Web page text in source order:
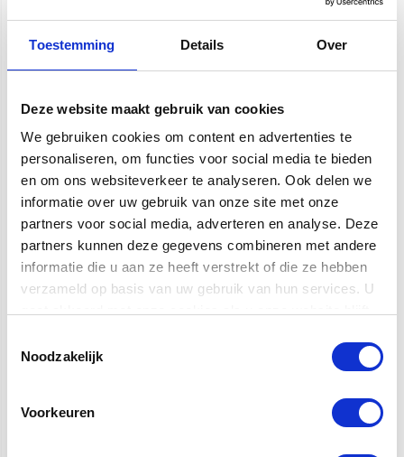
Toestemming Details Over
Deze website maakt gebruik van cookies
We gebruiken cookies om content en advertenties te
personaliseren, om functies voor social media te bieden
en om ons websiteverkeer te analyseren. Ook delen we
informatie over uw gebruik van onze site met onze
partners voor social media, adverteren en analyse. Deze
partners kunnen deze gegevens combineren met andere
informatie die u aan ze heeft verstrekt of die ze hebben
verzameld op basis van uw gebruik van hun services. U
Noodzakelijk
Voorkeuren
Boss Katana Air EX
De Katana-Air EX is een
krachtige draadloze desktop
stereogeluid en authentieke
Katana-klanken levert in een
compact formaat. Met twee
vijf-inch luidsprekers, een
649,-€ 449,-
Boss Katana 50 MkII
gitaarversterker
LET OP: de Boss Katana 50
MKII wordt niet meer
daarvan is er nu de Boss
Katana 50 gen 3. De 3e
alleen een nog betere sound
aansluitmogelijkheden en een
Klik voor verzendinformatie